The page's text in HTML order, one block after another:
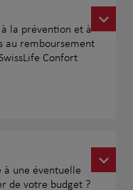
à la prévention et à
au remboursement
Confort
à une éventuelle
de votre budget ?